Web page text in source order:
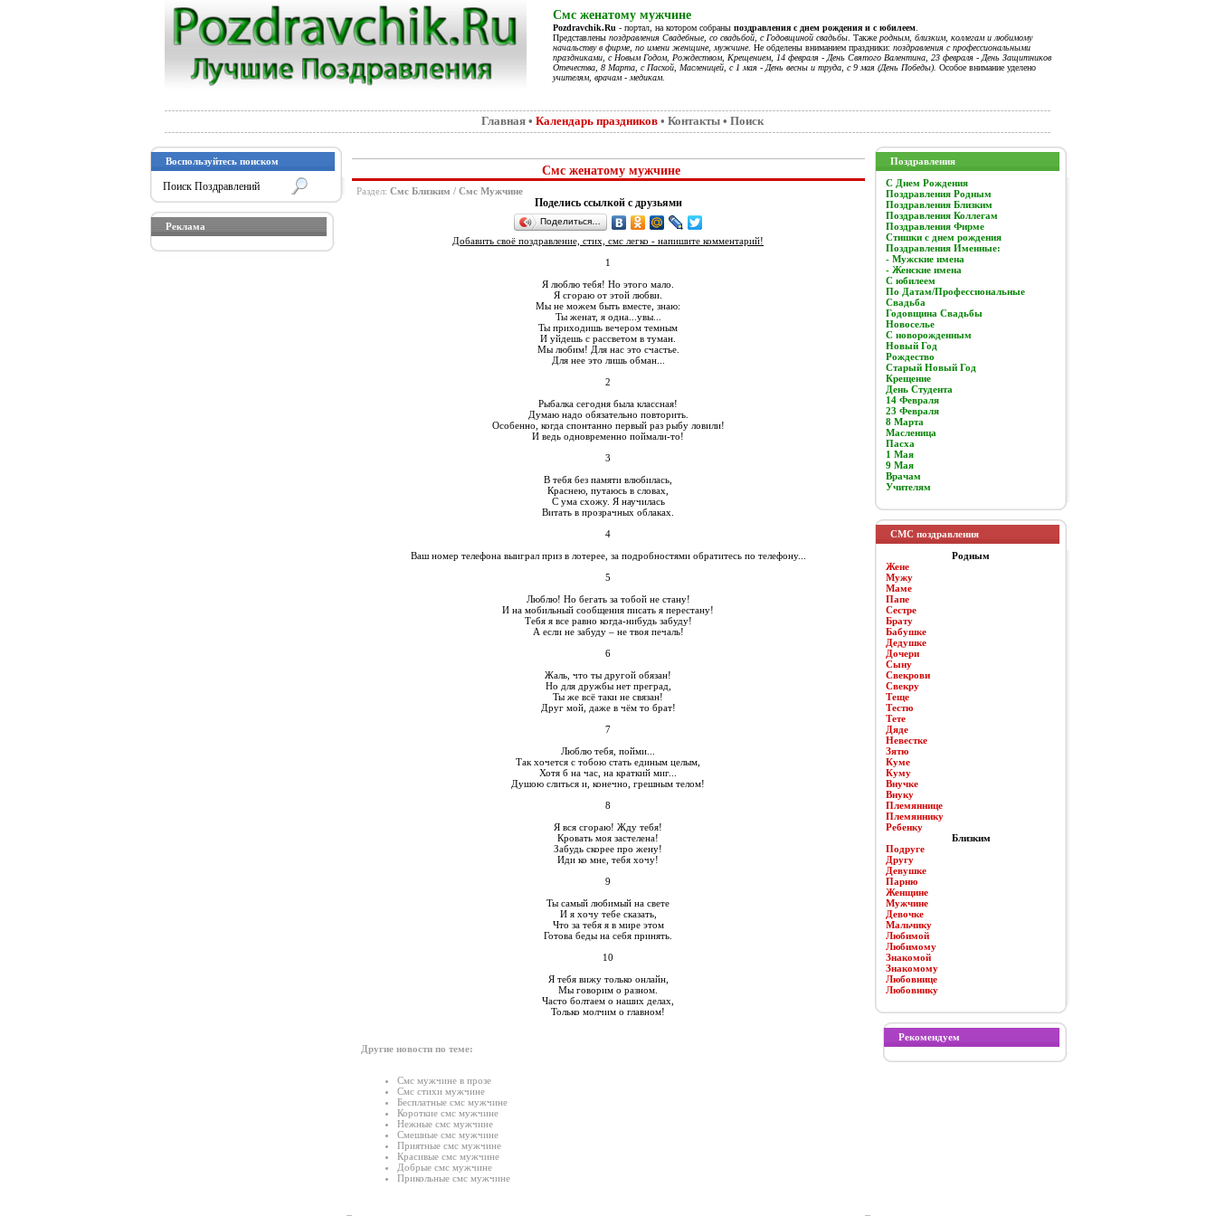
Смс женатому мужчине
Pozdravchik.Ru - портал, на котором собраны поздравления с днем рождения и с юбилеем
Представлены поздравления Свадебные, со свадьбой, с Годовщиной свадьбы . Также родным, близким, коллегам и любимому
начальству в фирме, по имени женщине, мужчине. Не обделены вниманием праздники: поздравления с профессиональными
праздниками, с Новым Годом, Рождеством, Крещением, 14 февраля - День Святого Валентина, 23 февраля - День Защитников
Отечества, 8 Марта, с Пасхой, Масленицей, с 1 мая - День весны и труда, с 9 мая (День Победы). Особое внимание уделено
учителям, врачам - медикам
Главная • Календарь праздников • Контакты • Поиск
Воспользуйтесь поиском
Реклама
Смс женатому мужчине
Раздел: Смс Близким / Смс Мужчине
Поделись ссылкой с друзьями
Поделиться…
Добавить своё поздравление, стих, смс легко - напишите комментарий!
1
Я люблю тебя! Но этого мало.
Я сгораю от этой любви.
Мы не можем быть вместе, знаю:
Ты женат, я одна...увы...
Ты приходишь вечером темным
И уйдешь с рассветом в туман.
Мы любим! Для нас это счастье.
Для нее это лишь обман...
2
Рыбалка сегодня была классная!
Думаю надо обязательно повторить.
Особенно, когда спонтанно первый раз рыбу ловили!
И ведь одновременно поймали-то!
3
В тебя без памяти влюбилась,
Краснею, путаюсь в словах,
С ума схожу. Я научилась
Витать в прозрачных облаках.
4
Ваш номер телефона выиграл приз в лотерее, за подробностями обратитесь по телефону...
5
Люблю! Но бегать за тобой не стану!
И на мобильный сообщения писать я перестану!
Тебя я все равно когда-нибудь забуду!
А если не забуду – не твоя печаль!
6
Жаль, что ты другой обязан!
Но для дружбы нет преград,
Ты же всё таки не связан!
Друг мой, даже в чём то брат!
7
Люблю тебя, пойми...
Так хочется с тобою стать единым целым,
Хотя б на час, на краткий миг...
Душою слиться и, конечно, грешным телом!
8
Я вся сгораю! Жду тебя!
Кровать моя застелена!
Забудь скорее про жену!
Иди ко мне, тебя хочу!
9
Ты самый любимый на свете
И я хочу тебе сказать,
Что за тебя я в мире этом
Готова беды на себя принять.
10
Я тебя вижу только онлайн,
Мы говорим о разном.
Часто болтаем о наших делах,
Только молчим о главном!
Другие новости по теме:
Смс мужчине в прозе
Смс стихи мужчине
Бесплатные смс мужчине
Короткие смс мужчине
Нежные смс мужчине
Смешные смс мужчине
Приятные смс мужчине
Красивые смс мужчине
Добрые смс мужчине
Прикольные смс мужчине
Поздравления
C Днем Рождения
Поздравления Родным
Поздравления Близким
Поздравления Коллегам
Поздравления Фирме
Стишки с днем рождения
Поздравления Именные:
- Мужские имена
- Женские имена
С юбилеем
По Датам/Профессиональные
Свадьба
Годовщина Свадьбы
Новоселье
С новорожденным
Новый Год
Рождество
Старый Новый Год
Крещение
День Студента
14 Февраля
23 Февраля
8 Марта
Масленица
Пасха
1 Мая
9 Мая
Врачам
Учителям
СМС поздравления
Родным
Жене
Мужу
Маме
Папе
Сестре
Брату
Бабушке
Дедушке
Дочери
Сыну
Свекрови
Свекру
Теще
Тестю
Тете
Дяде
Невестке
Зятю
Куме
Куму
Внучке
Внуку
Племяннице
Племяннику
Ребенку
Близким
Подруге
Другу
Девушке
Парню
Женщине
Мужчине
Девочке
Мальчику
Любимой
Любимому
Знакомой
Знакомому
Любовнице
Любовнику
Рекомендуем